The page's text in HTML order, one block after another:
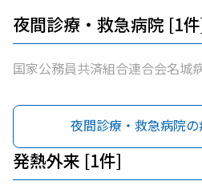
夜間診療・救急病院 [1
国家公務員共済組合連合会名城
夜間診療・救急病院
発熱外来 [1件]